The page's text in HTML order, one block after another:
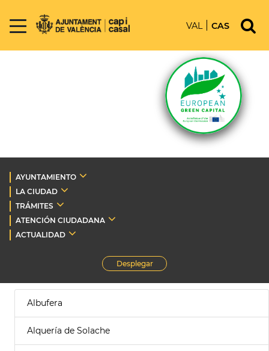
VAL CAS
AYUNTAMIENTO
LA CIUDAD
TRÁMITES
ATENCIÓN CIUDADANA
ACTUALIDAD
Desplegar
Albufera
Alquería de Solache